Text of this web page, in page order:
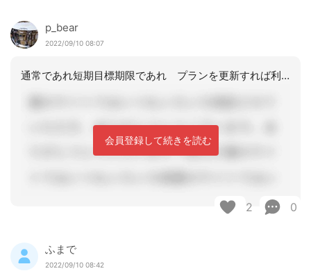
p_bear
2022/09/10 08:07
通常であれ短期目標期限であれ プランを更新すれば利用者側のサインも事業所への交付
会員登録して続きを読む
2 0
ふまで
2022/09/10 08:42